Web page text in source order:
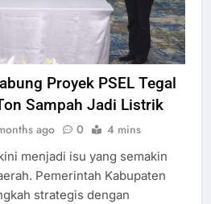
Proyek PSEL Tegal
Sampah Jadi Listrik
ago 0 4 mins
menjadi isu yang semakin
Pemerintah Kabupaten
strategis dengan